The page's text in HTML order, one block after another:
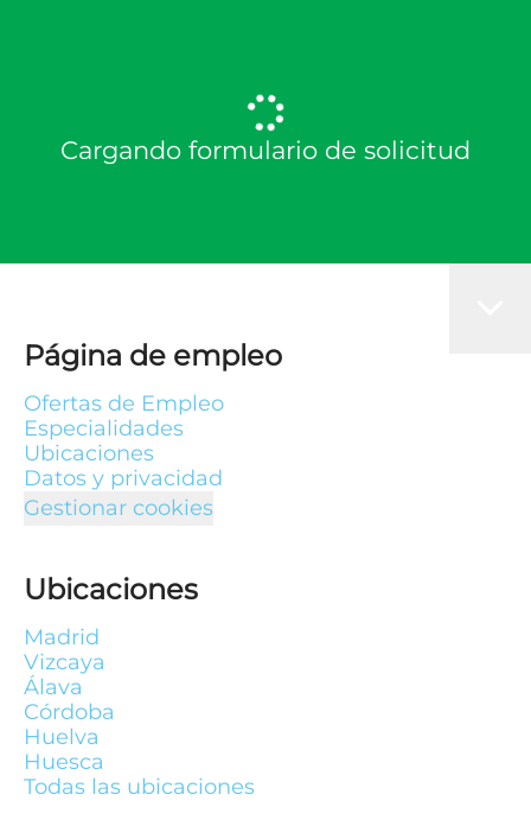
Cargando formulario de solicitud
Página de empleo
Ofertas de Empleo
Especialidades
Ubicaciones
Datos y privacidad
Gestionar cookies
Ubicaciones
Madrid
Vizcaya
Álava
Córdoba
Huelva
Huesca
Todas las ubicaciones